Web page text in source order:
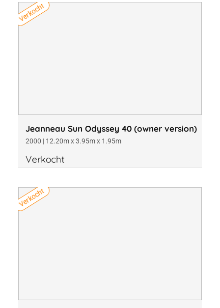
Verkocht
Jeanneau Sun Odyssey 40 (owner version)
2000 | 12.20m x 3.95m x 1.95m
Verkocht
Verkocht